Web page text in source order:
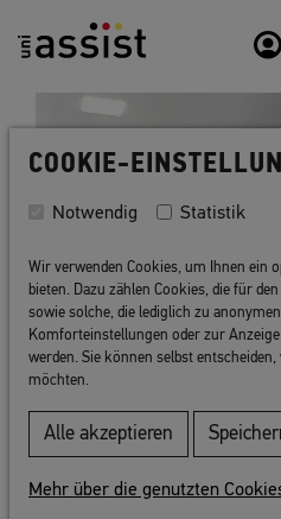
Zurück zur Liste
COOKIE-
Notwendig Statistik
Wir verwenden Cookies, um Ihnen ein
bieten. Dazu zählen Cookies, die für
sowie solche, die lediglich zu
Komforteinstellungen oder zur
werden. Sie können selbst
möchten.
Alle akzeptieren
Mehr über die genutzten